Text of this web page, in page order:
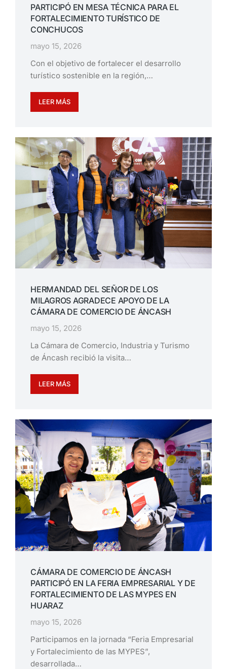
PARTICIPÓ EN MESA TÉCNICA PARA EL
FORTALECIMIENTO TURÍSTICO DE
CONCHUCOS
mayo 15, 2026
Con el objetivo de fortalecer el desarrollo
turístico sostenible en la región,…
LEER MÁS
HERMANDAD DEL SEÑOR DE LOS
MILAGROS AGRADECE APOYO DE LA
CÁMARA DE COMERCIO DE ÁNCASH
mayo 15, 2026
La Cámara de Comercio, Industria y Turismo
de Áncash recibió la visita…
LEER MÁS
CÁMARA DE COMERCIO DE ÁNCASH
PARTICIPÓ EN LA FERIA EMPRESARIAL Y DE
FORTALECIMIENTO DE LAS MYPES EN
HUARAZ
mayo 15, 2026
Participamos en la jornada “Feria Empresarial
y Fortalecimiento de las MYPES”,
desarrollada…